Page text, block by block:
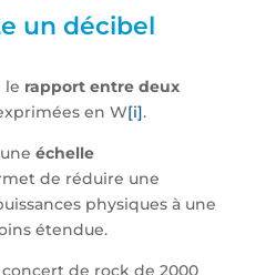
un décibel
le rapport entre deux
en W[i].
échelle
de réduire une
physiques à une
étendue.
concert de rock de 2000